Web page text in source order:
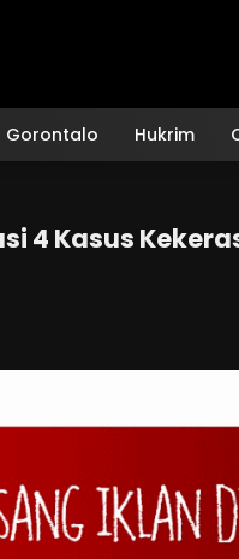
Gorontalo Hukrim
4 Kasus